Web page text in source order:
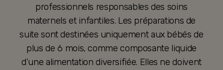
professionnels responsables des soins
maternels et infantiles. Les préparations de
suite sont destinées uniquement aux bébés de
plus de 6 mois, comme composante liquide
d’une alimentation diversifiée. Elles ne doivent